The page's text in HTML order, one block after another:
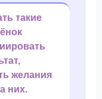
такие
желания
них.